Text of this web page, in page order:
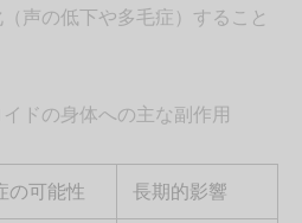
声の低下や多毛症）すること
ドの身体への主な副作用
の可能性 長期的影響